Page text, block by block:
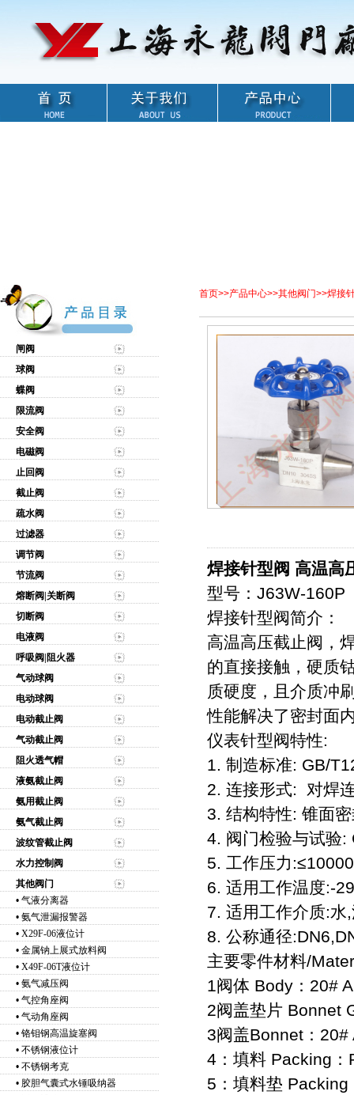
闸阀
球阀
蝶阀
限流阀
安全阀
电磁阀
止回阀
截止阀
疏水阀
过滤器
调节阀
节流阀
熔断阀|关断阀
切断阀
电液阀
呼吸阀|阻火器
气动球阀
电动球阀
电动截止阀
气动截止阀
阻火透气帽
液氨截止阀
氨用截止阀
氨气截止阀
波纹管截止阀
水力控制阀
其他阀门
• 气液分离器
• 氨气泄漏报警器
• X29F-06液位计
• 金属钠上展式放料阀
• X49F-06T液位计
• 氨气减压阀
• 气控角座阀
• 气动角座阀
• 铬钼钢高温旋塞阀
• 不锈钢液位计
• 不锈钢考克
• 胶胆气囊式水锤吸纳器
首页>>产品中心>>其他阀门>>焊接
焊接针型阀 高温高
型号：J63W-160P
焊接针型阀简介：
高温高压截止阀，
的直接接触，硬质
质硬度，且介质冲
性能解决了密封面
仪表针型阀特性:
1. 制造标准: GB/
2. 连接形式: 对焊
3. 结构特性: 锥面
4. 阀门检验与试验:
5. 工作压力
6. 适用工作温度:-
7. 适用工作介质:水
8. 公称通径
主要零件材料/
1阀体 Body：20#
2阀盖垫片 Bonnet
3阀盖Bonnet：
4：填料 Packing
5：填料垫